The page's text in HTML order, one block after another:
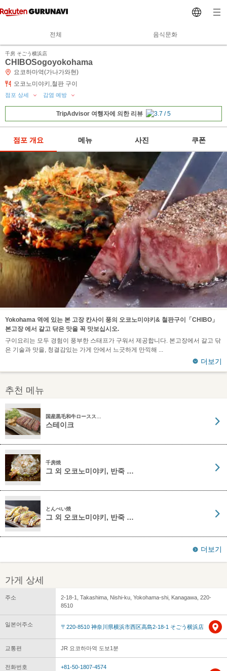
전체 음식문화
千房 そごう横浜店
CHIBOSogoyokohama
요코하마역(가나가와현)
오코노미야키,철판 구이
점포 상세 감염 예방
TripAdvisor 여행자에 의한 리뷰
점포 개요 메뉴 사진 쿠폰
Yokohama 역에 있는 본 고장 칸사이 풍의 오코노미야키& 철판구이「CHIBO」
본고장 에서 갈고 닦은 맛을 꼭 맛보십시오.
구이요리는 모두 경험이 풍부한 스태프가 구워서 제공합니다. 본고장에서 갈고 닦
은 기술과 맛을, 청결감있는 가게 안에서 느긋하게 만끽해
더보기
추천 메뉴
国産黒毛和牛ロースス…
스테이크
千房焼
그 외 오코노미야키, 반죽 …
とんぺい焼
그 외 오코노미야키, 반죽 …
더보기
가게 상세
주소
2-18-1, Takashima, Nishi-ku, Yokohama-shi, Kanagawa, 220-
8510
일본어주소 〒220-8510 神奈川県横浜市西区高島2-18-1 そごう横浜店
교통편 JR 요코하마역 도보1분
전화번호
+81-50-1807-4574